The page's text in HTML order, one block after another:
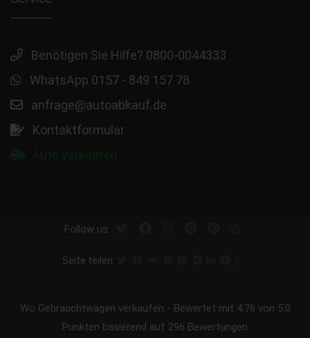
Benötigen Sie Hilfe? 0800-0044333
WhatsApp 0157 - 849 157 78
anfrage@autoabkauf.de
Kontaktformular
Follow us:
Seite teilen:
Wo Gebrauchtwagen verkaufen - Bewertet mit 4.76 von 5.0
Punkten basierend auf 296 Bewertungen